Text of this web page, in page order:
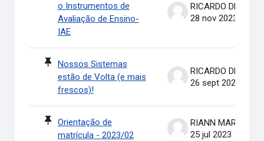
o Instrumentos de
Avaliação de Ensino-
IAE
28 nov 2023
Nossos Sistemas
estão de Volta (e mais
frescos)!
26 sept 2023
Orientação de
matrícula - 2023/02
25 jul 2023